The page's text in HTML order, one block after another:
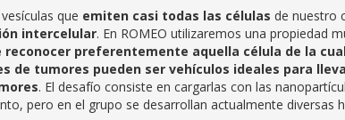
que emiten casi todas las células de nuestro
intercelular. En ROMEO utilizaremos una propiedad
reconocer preferentemente aquella célula de la
de tumores pueden ser vehículos ideales para
. El desafío consiste en cargarlas con las
pero en el grupo se desarrollan actualmente diversas